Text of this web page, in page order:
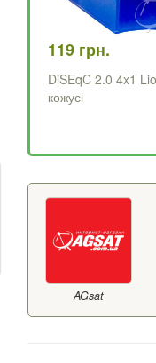
119 грн.
DiSEqC 2.0 4x1
кожусі
AGsat